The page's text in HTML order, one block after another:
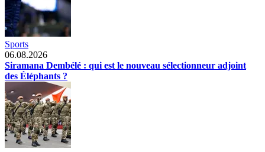
Sports
06.08.2026
Siramana Dembélé : qui est le nouveau sélectionneur adjoint
des Éléphants ?